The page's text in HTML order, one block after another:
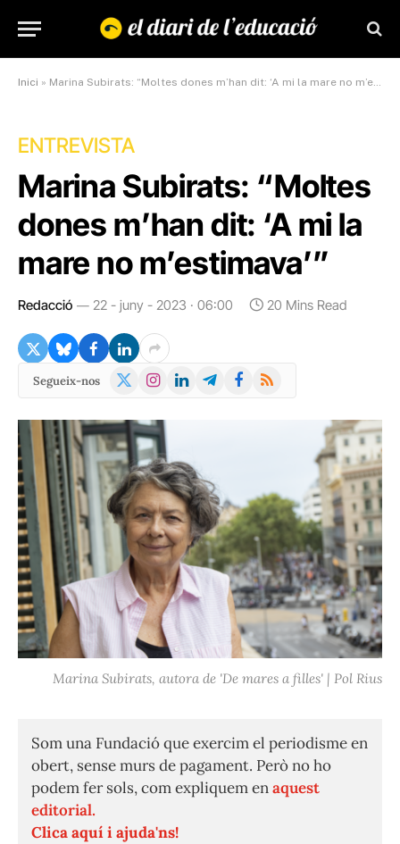
Inici » Marina Subirats: “Moltes dones m’han dit: ‘A mi la mare no m’estimava’”
ENTREVISTA
Marina Subirats: “Moltes
dones m’han dit: ‘A mi la
mare no m’estimava’”
Redacció 22 - juny - 2023 · 06:00 20 Mins Read
Segueix-nos
X
Instagram
LinkedInTelegramFacebook
RSS
Marina Subirats, autora de 'De mares a filles' | Pol Rius
Som una Fundació que exercim el periodisme en
obert, sense murs de pagament. Però no ho
podem fer sols, com expliquem enaquest
editorial.
Clica aquí i ajuda'ns!